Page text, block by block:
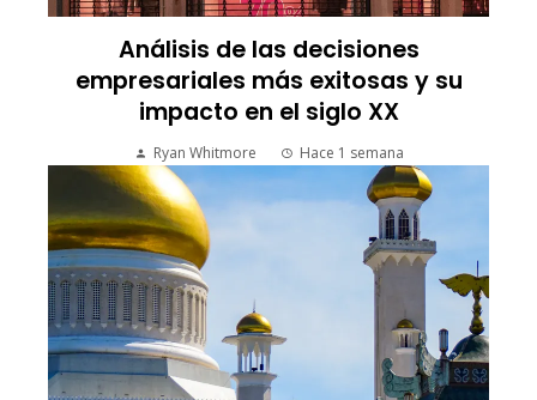
Análisis de las decisiones
empresariales más exitosas y su
impacto en el siglo XX
Ryan Whitmore Hace 1 semana